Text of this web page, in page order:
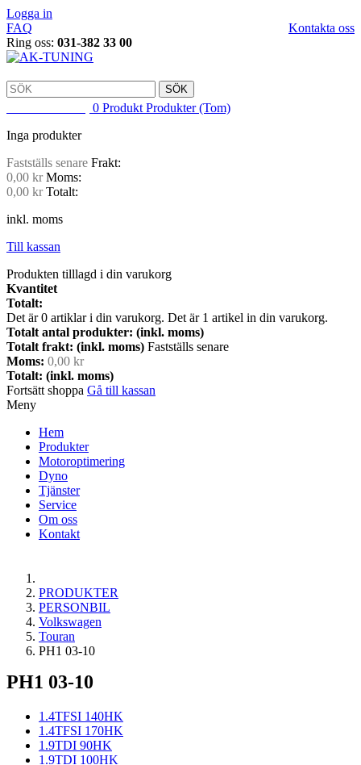
Logga in
Kontakta oss
FAQ
Ring oss: 031-382 33 00
SÖK
0 Produkt Produkter (Tom)
Inga produkter
Fastställs senare Frakt:
0,00 kr Moms:
0,00 kr Totalt:
inkl. moms
Till kassan
Produkten tilllagd i din varukorg
Kvantitet
Totalt:
Det är0 artiklar i din varukorg. Det är 1 artikel in din varukorg.
Totalt antal produkter: (inkl. moms)
Totalt frakt: (inkl. moms) Fastställs senare
Moms: 0,00 kr
Totalt: (inkl. moms)
Fortsätt shoppa Gå till kassan
Meny
Hem
Produkter
Motoroptimering
Dyno
Tjänster
Service
Om oss
Kontakt
PRODUKTER
PERSONBIL
Volkswagen
Touran
PH1 03-10
PH1 03-10
1.4TFSI 140HK
1.4TFSI 170HK
1.9TDI 90HK
1.9TDI 100HK